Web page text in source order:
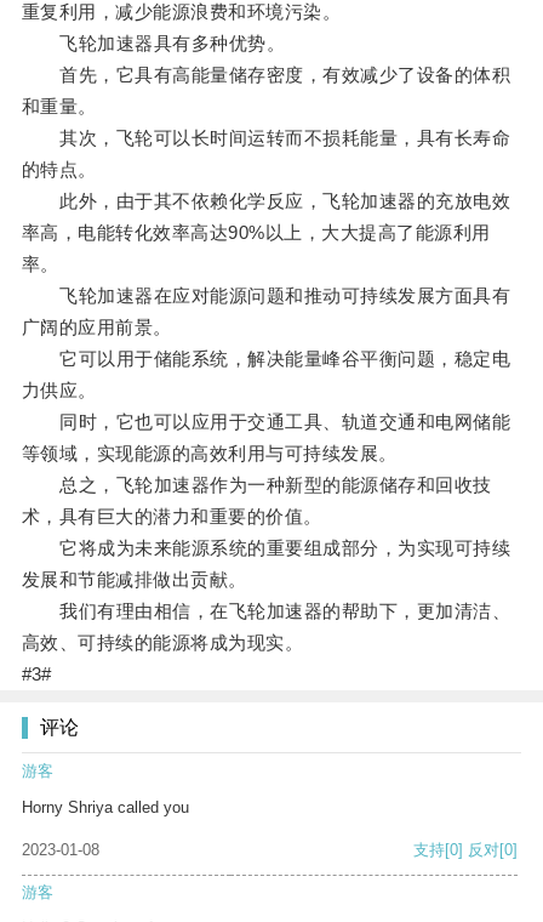
重复利用，减少能源浪费和环境污染。
飞轮加速器具有多种优势。
首先，它具有高能量储存密度，有效减少了设备的体积
和重量。
其次，飞轮可以长时间运转而不损耗能量，具有长寿命
的特点。
此外，由于其不依赖化学反应，飞轮加速器的充放电效
率高，电能转化效率高达90%以上，大大提高了能源利用
率。
飞轮加速器在应对能源问题和推动可持续发展方面具有
广阔的应用前景。
它可以用于储能系统，解决能量峰谷平衡问题，稳定电
力供应。
同时，它也可以应用于交通工具、轨道交通和电网储能
等领域，实现能源的高效利用与可持续发展。
总之，飞轮加速器作为一种新型的能源储存和回收技
术，具有巨大的潜力和重要的价值。
它将成为未来能源系统的重要组成部分，为实现可持续
发展和节能减排做出贡献。
我们有理由相信，在飞轮加速器的帮助下，更加清洁、
高效、可持续的能源将成为现实。
#3#
评论
游客
Horny Shriya called you
2023-01-08 支持[0] 反对[0]
游客